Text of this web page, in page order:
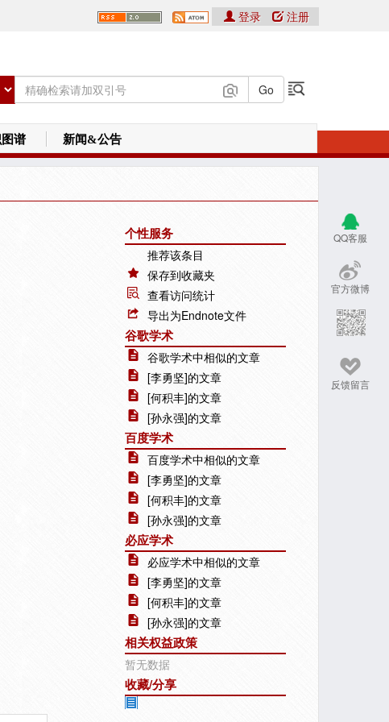
登录 注册
谱 新闻&公告
QQ客服
官方微博
反馈留言
个性服务
推荐该条目
保存到收藏夹
查看访问统计
导出为Endnote文件
谷歌学术
谷歌学术中相似的文章
[李勇坚]的文章
[何积丰]的文章
[孙永强]的文章
百度学术
百度学术中相似的文章
[李勇坚]的文章
[何积丰]的文章
[孙永强]的文章
必应学术
必应学术中相似的文章
[李勇坚]的文章
[何积丰]的文章
[孙永强]的文章
相关权益政策
暂无数据
收藏/分享